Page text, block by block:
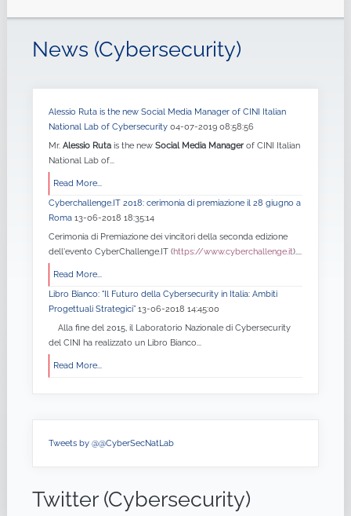
News (Cybersecurity)
Alessio Ruta is the new Social Media Manager of CINI Italian
National Lab of Cybersecurity 04-07-2019 08:58:56
Mr. Alessio Rutais the new Social Media Managerof CINI Italian
National Lab of...
Read More...
Cyberchallenge.IT 2018: cerimonia di premiazione il 28 giugno a
Roma 13-06-2018 18:35:14
Cerimonia di Premiazione dei vincitori della seconda edizione
dell'evento CyberChallenge.IT (https://www.cyberchallenge.it)....
Read More...
Libro Bianco: "Il Futuro della Cybersecurity in Italia: Ambiti
Progettuali Strategici” 13-06-2018 14:45:00
Alla fine del 2015, il Laboratorio Nazionale di Cybersecurity
del CINI ha realizzato un Libro Bianco...
Read More...
Tweets by @@CyberSecNatLab
Twitter (Cybersecurity)